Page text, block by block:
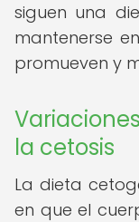
siguen una
mantenerse
promueven y
la cetosis
La dieta
en que el